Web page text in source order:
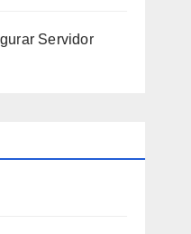
Servidor